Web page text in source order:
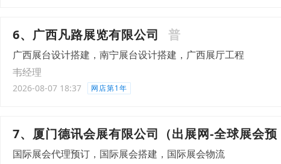
6、广西凡路展览有限公司 普
广西展台设计搭建，南宁展台设计搭建，广西展厅工程
韦经理
2026-08-07 18:37 网店第1年
7、厦门德讯会展有限公司（出展网-全球展会预
国际展会代理预订，国际展会搭建，国际展会物流